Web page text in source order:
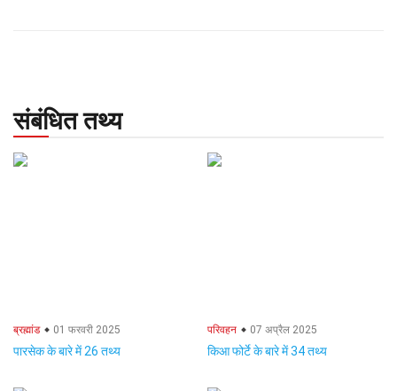
संबंधित तथ्य
ब्रह्मांड 01 फरवरी 2025
पारसेक के बारे में 26 तथ्य
परिवहन 07 अप्रैल 2025
किआ फोर्टे के बारे में 34 तथ्य